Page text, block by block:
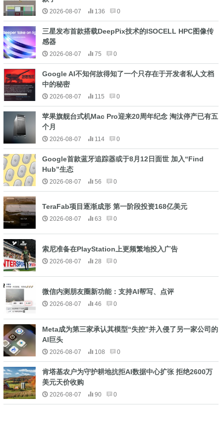
2026-08-07 136 0
三星发布首款搭载DeepPix技术的ISOCELL HPC图像传
感器
2026-08-07 75 0
Google AI不知何故得知了一个只存在于开发者私人文档
中的秘密
2026-08-07 115 0
苹果旗舰台式机Mac Pro迎来20周年纪念 淘汰停产已有五
个月
2026-08-07 114 0
Google首款蓝牙追踪器或于8月12日面世 加入“Find
Hub”生态
2026-08-07 56 0
TeraFab项目逐渐成形 第一阶段投资168亿美元
2026-08-07 63 0
索尼准备在PlayStation上更频繁地投入广告
2026-08-07 28 0
微信内测朋友圈新功能：支持AI帮写、点评
2026-08-07 46 0
Meta成为第三家承认其模型“失控”并入侵了另一家公司的
AI巨头
2026-08-07 108 0
肯塔基农户为守护耕地抗拒AI数据中心扩张 拒绝2600万
美元天价收购
2026-08-07 90 0